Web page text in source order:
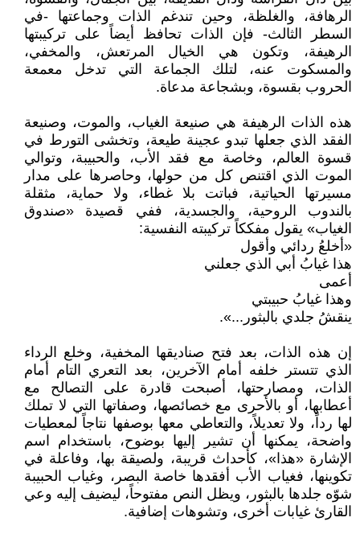
الرهافة، والغلظة، وحين تندغم الذات وجماعتها -في
السطر الثالث- فإن الذات تحافظ أيضاً على تركيبتها
الرهيفة، وتكون هي الخيال المرتعش، والمخفي،
والمسكوت عنه، لتلك الجماعة التي تدخل معمعة
الحروب بقسوة، وبشجاعة مدعاة.
هذه الذات الرهيفة هي صنيعة الغياب، والموت، وصنيعة
الفقد الذي جعلها تبدو عجينة طيعة، وتخشى التورط في
قسوة العالم، وخاصة مع فقد الأب، والحبيبة، وتوالي
الموت الذي اقتنص كل من حولها، وحاصرها على مدار
مسيرتها الحياتية، فباتت بلا غطاء، ولا حماية، مثقلة
بالندوب الروحية، والجسدية، ففي قصيدة «صندوق
الغياب» يقول مفككاً تركيبته النفسية:
«أخلعُ ردائي وأقول
هذا غيابُ أبي الذي جعلني
أعمى
وهذا غيابُ حبيبتي
ينقشُ جلدي بالبثور...».
إن هذه الذات، بعد فتح صناديقها المخفية، وخلع الرداء
الذي تتستر خلفه أمام الآخرين، بعد التعري التام أمام
الذات، ومصارحتها، أصبحت قادرة على التصالح مع
أعطابها، أو بالأحرى مع خصائصها، وصفاتها التي لا تملك
لها رداً، ولا تعديلاً، والتعاطي معها بوصفها نتاجاً لمعطيات
واضحة، يمكنها أن تشير إليها بوضوح، باستخدام اسم
الإشارة «هذا»، كأحداث قريبة، ولصيقة بها، وفاعلة في
تكوينها، فغياب الأب أفقدها خاصة البصر، وغياب الحبيبة
شوّه جلدها بالبثور، ويظل النص مفتوحاً، ليضيف إليه وعي
القارئ غيابات أخرى، وتشوهات إضافية.